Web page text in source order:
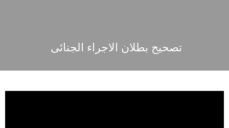
تصحيح بطلان الاجراء الجنائى